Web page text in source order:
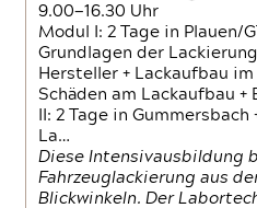
9.00—16.30 Uhr
Modul I: 2 Tage in Plauen/
Grundlagen der
Hersteller + Lackaufbau
Schäden am Lackaufbau +
II: 2 Tage in
La…
Diese Intensivausbildung
Fahrzeuglackierung aus
Blickwinkeln. Der